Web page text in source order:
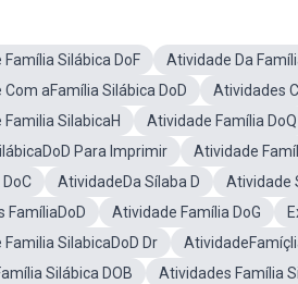
Silábica DoF Atividade Da
aFamília Silábica DoD
Atividades
SilabicaH
Atividade Família DoQ
Para Imprimir
Atividade
AtividadeDa Sílaba D Atividade
FamíliaDoD
Atividade Família DoG
SilabicaDoD Dr
Silábica DOB
Atividades Família